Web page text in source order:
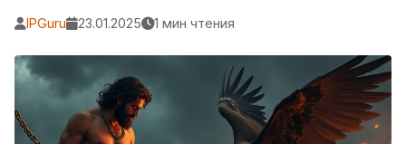
IPGuru 23.01.2025 1 мин чтения